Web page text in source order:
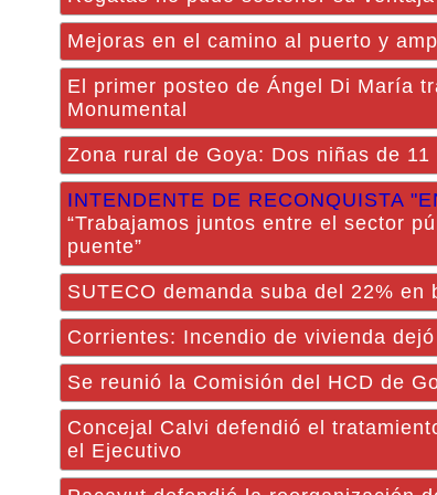
Mejoras en el camino al puerto y
El primer posteo de Ángel Di María
Monumental
Zona rural de Goya: Dos niñas de
INTENDENTE DE RECONQUISTA
“Trabajamos juntos entre el sector
puente”
SUTECO demanda suba del 22%
Corrientes: Incendio de vivienda
Se reunió la Comisión del HCD de
Concejal Calvi defendió el
el Ejecutivo